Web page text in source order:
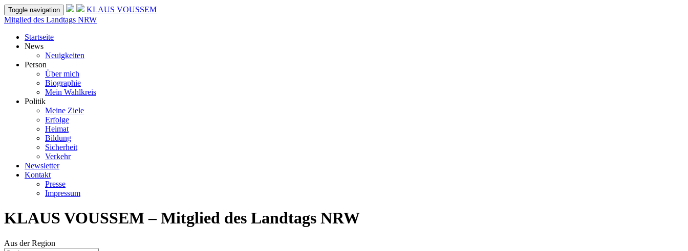
Toggle navigation
KLAUS VOUSSEM
Mitglied des Landtags NRW
Startseite
News
Neuigkeiten
Person
Über mich
Biographie
Mein Wahlkreis
Politik
Meine Ziele
Erfolge
Heimat
Bildung
Sicherheit
Verkehr
Newsletter
Kontakt
Presse
Impressum
KLAUS VOUSSEM – Mitglied des Landtags NRW
Aus der Region